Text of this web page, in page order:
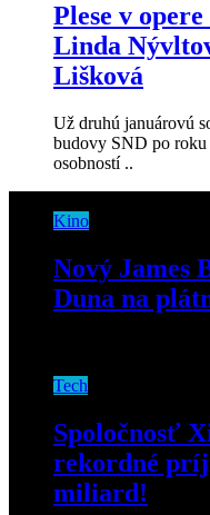
Plese v
Linda
Lišková
Už druhú januárovú
budovy SND po roku
osobností ..
Kino
Nový James
Duna na
Tech
Spoločnosť
rekordné
miliard!